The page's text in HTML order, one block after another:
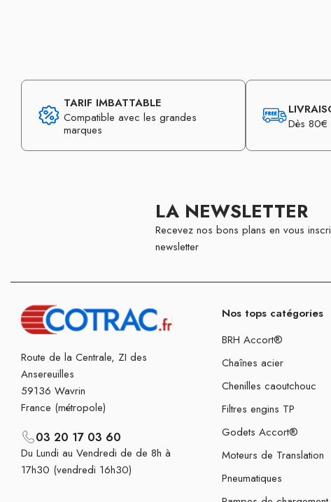
TARIF IMBATTABLE
Compatible avec les grandes
marques
Dès 80€
LA NEWSLETTER
Recevez nos bons plans en vous
newsletter
Route de la Centrale, ZI des
Ansereuilles
59136 Wavrin
France (métropole)
03 20 17 03 60
Du Lundi au Vendredi de de 8h à
17h30 (vendredi 16h30)
Nos tops catégories
BRH Accort®
Chaînes acier
Chenilles caoutchouc
Filtres engins TP
Godets Accort®
Moteurs de Translation
Pneumatiques